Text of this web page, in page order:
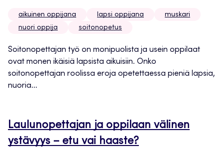
aikuinen oppijana lapsi oppijana
muskari
nuori oppija
soitonopetus
Soitonopettajan työ on monipuolista ja usein oppilaat
ovat monen ikäisiä lapsista aikuisiin. Onko
soitonopettajan roolissa eroja opetettaessa pieniä lapsia,
nuoria...
Laulunopettajan ja oppilaan välinen
ystävyys – etu vai haaste?